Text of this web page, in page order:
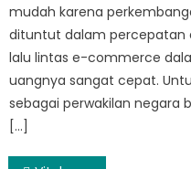
mudah karena
dituntut dalam percepatan
lalu lintas e-commerce
uangnya sangat cepat.
sebagai perwakilan negara
[…]